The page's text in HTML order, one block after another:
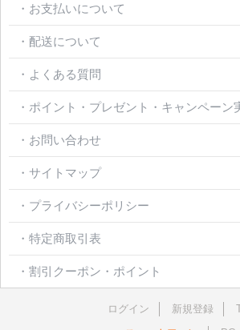
・お支払いについて
・配送について
・よくある質問
・ポイント・プレゼント・キャンペーン
・お問い合わせ
・サイトマップ
・プライバシーポリシー
・特定商取引表
・割引クーポン・ポイント
ログイン 新規登録